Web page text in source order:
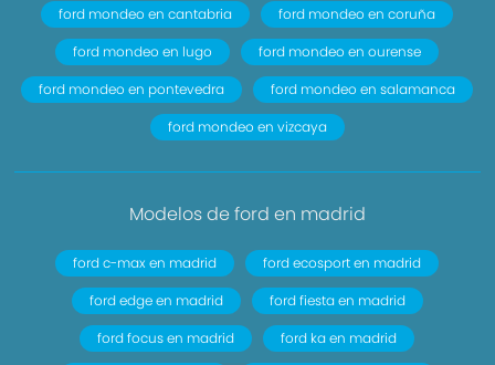
ford mondeo en cantabria
ford mondeo en coruña
ford mondeo en lugo
ford mondeo en ourense
ford mondeo en pontevedra
ford mondeo en salamanca
ford mondeo en vizcaya
Modelos de ford en madrid
ford c-max en madrid
ford ecosport en madrid
ford edge en madrid
ford fiesta en madrid
ford focus en madrid
ford ka en madrid